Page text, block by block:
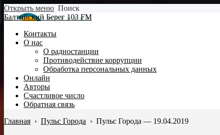
Открыть меню Поиск
Балтийский Берег 103 FM
Контакты
О нас
О радиостанции
Противодействие коррупции
Обработка персональных данных
Онлайн
Авторы
Счастливое число
Обратная связь
Главная › Пульс Города › Пульс Города — 19.04.2019